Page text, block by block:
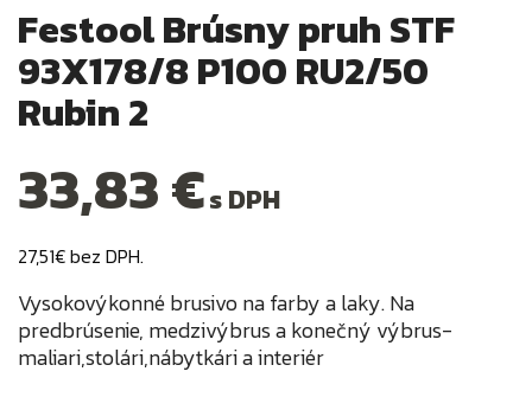
Festool Brúsny pruh STF
93X178/8 P100 RU2/50
Rubin 2
33,83 €s DPH
27,51€ bez DPH.
Vysokovýkonné brusivo na farby a laky. Na
predbrúsenie, medzivýbrus a konečný výbrus-
maliari,stolári,nábytkári a interiér